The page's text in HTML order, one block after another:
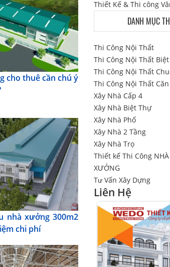
cho thuê cần chú ý
nhà xưởng 300m2
chi phí
Thiết Kế & Thi công
DANH MỤC
Thi Công Nội Thất
Thi Công Nội Thất
Thi Công Nội Thất
Thi Công Nội Thất
Xây Nhà Cấp 4
Xây Nhà Biệt Thự
Xây Nhà Phố
Xây Nhà 2 Tầng
Xây Nhà Trọ
Thiết kế Thi Công
XƯỞNG
Tư Vấn Xây Dựng
Liên Hệ